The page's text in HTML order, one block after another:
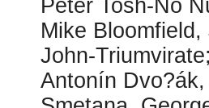
Peter Tosh-No
Mike
John-
Antonín